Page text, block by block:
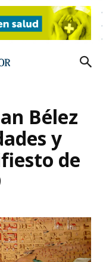
Bélez
y
de